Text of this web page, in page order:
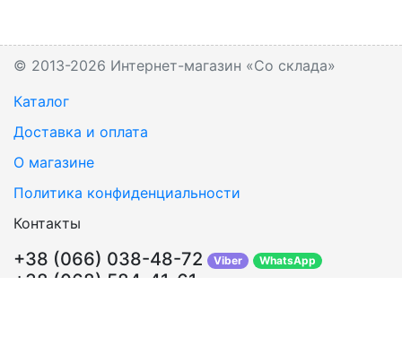
© 2013-2026 Интернет-магазин «Со склада»
Каталог
Доставка и оплата
О магазине
Политика конфиденциальности
Контакты
+38 (066) 038-48-72 Viber WhatsApp
+38 (068) 584-41-61